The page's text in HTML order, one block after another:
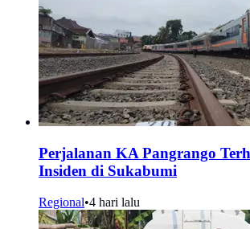
Perjalanan KA Pangrango
Insiden di Sukabumi
Regional•4 hari lalu